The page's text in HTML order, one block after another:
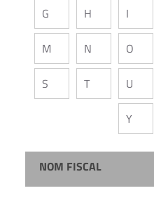
G H I
M N O
S T U
Y
NOM FISCAL